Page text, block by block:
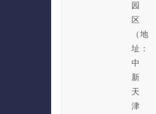
园
区
（地
址：
中
新
天
津